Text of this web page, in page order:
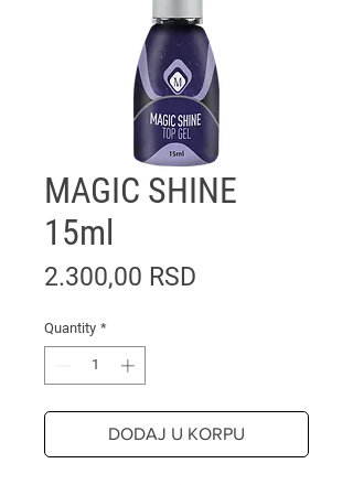
MAGIC SHINE
15ml
2.300,00 RSD
Quantity *
DODAJ U KORPU